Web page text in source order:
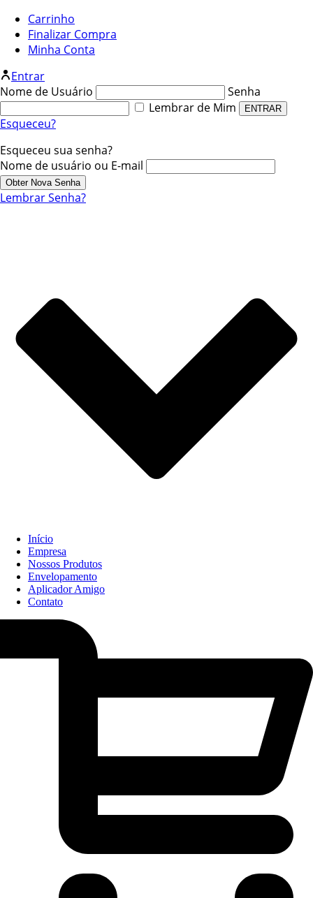
Carrinho
Finalizar Compra
Minha Conta
Entrar
Nome de Usuário
Senha
Lembrar de Mim
Esqueceu?
Esqueceu sua senha?
Nome de usuário ou E-mail
Lembrar Senha?
Início
Empresa
Nossos Produtos
Envelopamento
Aplicador Amigo
Contato